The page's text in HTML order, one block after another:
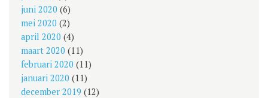
juni 2020 (6)
mei 2020 (2)
april 2020 (4)
maart 2020 (11)
februari 2020 (11)
januari 2020 (11)
december 2019 (12)